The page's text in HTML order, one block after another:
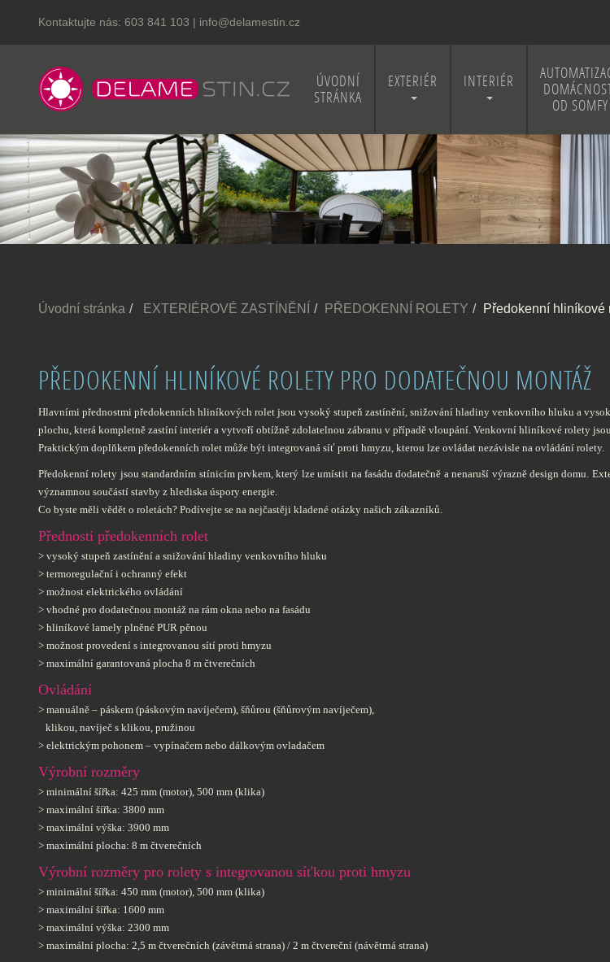
Kontaktujte nás: 603 841 103 | info@delamestin.cz
ÚVODNÍ
STRÁNKA
EXTERIÉR INTERIÉR
OD SOMFY
Úvodní stránka EXTERIÉROVÉ ZASTÍNĚNÍ PŘEDOKENNÍ ROLETY Předokenní hliníkové
PŘEDOKENNÍ HLINÍKOVÉ ROLETY PRO DODATEČNOU MONTÁŽ
Hlavními přednostmi předokenních hliníkových rolet jsou vysoký stupeň zastínění, snižování hladiny venkovního hluku a
plochu, která kompletně zastíní interiér a vytvoří obtížně zdolatelnou zábranu v případě vloupání. Venkovní hliníkové rolety
Praktickým doplňkem předokenních rolet může být integrovaná síť proti hmyzu, kterou lze ovládat nezávisle na ovládání rolety.
Předokenní rolety jsou standardním stínicím prvkem, který lze umístit na fasádu dodatečně a nenaruší výrazně design domu.
významnou součástí stavby z hlediska úspory energie.
Co byste měli vědět o roletách? Podívejte se na nejčastěji kladené otázky našich zákazníků.
Přednosti předokenních rolet
> vysoký stupeň zastínění a snižování hladiny venkovního hluku
> termoregulační i ochranný efekt
> možnost elektrického ovládání
> vhodné pro dodatečnou montáž na rám okna nebo na fasádu
> hliníkové lamely plněné PUR pěnou
> možnost provedení s integrovanou sítí proti hmyzu
> maximální garantovaná plocha 8 m čtverečních
Ovládání
> manuálně – páskem (páskovým navíječem), šňůrou (šňůrovým navíječem),
klikou, navíječ s klikou, pružinou
> elektrickým pohonem – vypínačem nebo dálkovým ovladačem
Výrobní rozměry
> minimální šířka: 425 mm (motor), 500 mm (klika)
> maximální šířka: 3800 mm
> maximální výška: 3900 mm
> maximální plocha: 8 m čtverečních
Výrobní rozměry pro rolety s integrovanou síťkou proti hmyzu
> minimální šířka: 450 mm (motor), 500 mm (klika)
> maximální šířka: 1600 mm
> maximální výška: 2300 mm
> maximální plocha: 2,5 m čtverečních (závětrná strana) / 2 m čtvereční (návětrná strana)